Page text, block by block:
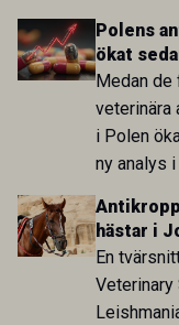
sida och
arbete.
Polens
ökat
Medan de
veterinära
i Polen
ny analys
att
Sverige
hästar i
En